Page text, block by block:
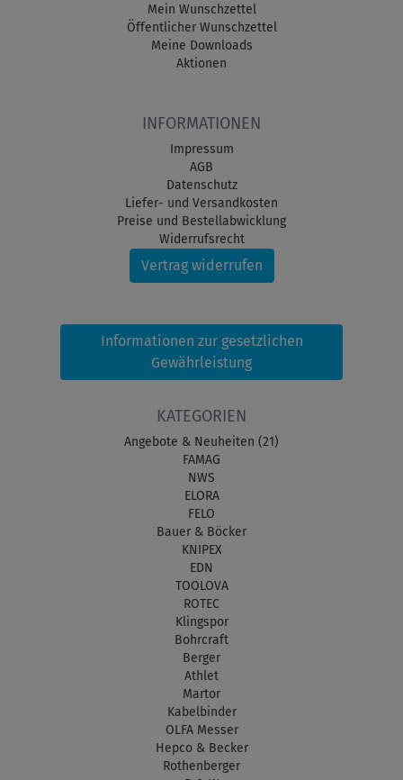
Mein Wunschzettel
Öffentlicher Wunschzettel
Meine Downloads
Aktionen
INFORMATIONEN
Impressum
AGB
Datenschutz
Liefer- und Versandkosten
Preise und Bestellabwicklung
Widerrufsrecht
Vertrag widerrufen
Informationen zur gesetzlichen
Gewährleistung
KATEGORIEN
Angebote & Neuheiten (21)
FAMAG
NWS
ELORA
FELO
Bauer & Böcker
KNIPEX
EDN
TOOLOVA
ROTEC
Klingspor
Bohrcraft
Berger
Athlet
Martor
Kabelbinder
OLFA Messer
Hepco & Becker
Rothenberger